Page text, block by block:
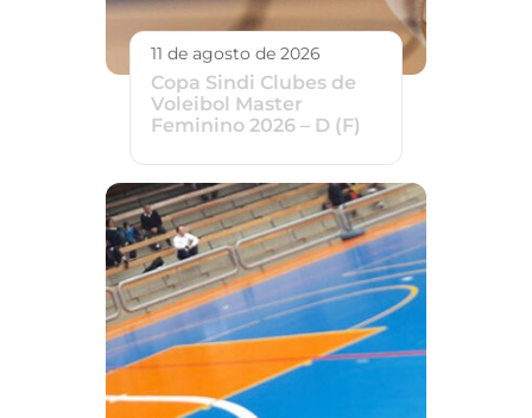
11 de agosto de 2026
Copa Sindi Clubes de
Voleibol Master
Feminino 2026 – D (F)